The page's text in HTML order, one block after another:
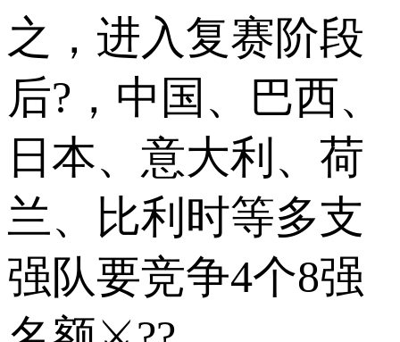
之，进入复赛阶段
后?，中国、巴西、
日本、意大利、荷
兰、比利时等多支
强队要竞争4个8强